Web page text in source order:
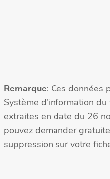
Remarque: Ces données
Système d’information
extraites en date du 26
pouvez demander
suppression sur votre